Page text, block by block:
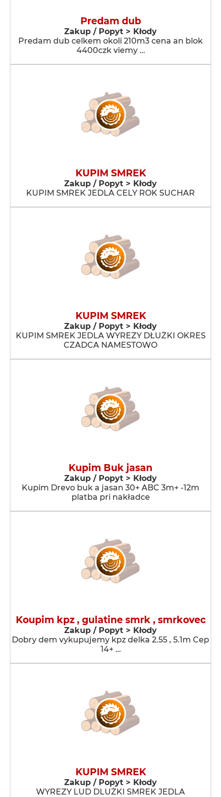
Predam dub
Zakup / Popyt > Kłody
Predam dub celkem okoli 210m3 cena an blok
4400czk viemy …
KUPIM SMREK
Zakup / Popyt > Kłody
KUPIM SMREK JEDLA CELY ROK SUCHAR
KUPIM SMREK
Zakup / Popyt > Kłody
KUPIM SMREK JEDLA WYREZY DŁUŻKI OKRES
CZADCA NAMESTOWO
Kupim Buk jasan
Zakup / Popyt > Kłody
Kupim Drevo buk a jasan 30+ ABC 3m+ -12m
platba pri nakładce
Koupim kpz , gulatine smrk , smrkovec
Zakup / Popyt > Kłody
Dobry dem vykupujemy kpz delka 2.55 , 5.1m Cep
14+ …
KUPIM SMREK
Zakup / Popyt > Kłody
WYREZY LUD DLUŻKI SMREK JEDLA